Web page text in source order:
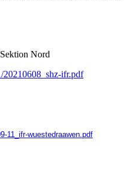
Nord
20210608_shz-ifr.pdf
11_ifr-wuestedraawen.pdf